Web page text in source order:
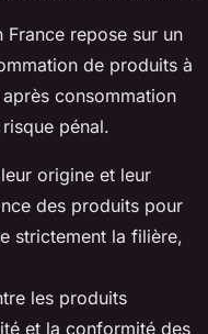
France repose sur un
de produits à
consommation
pénal.
origine et leur
des produits pour
strictement la filière,
les produits
et la conformité des